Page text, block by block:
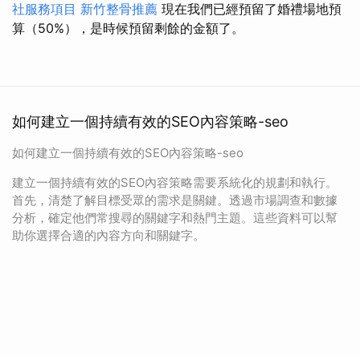
社服務項目 新竹整骨推薦 現在我們已經預留了婚禮場地預
算（50%），是時候預留剩餘的金額了。
如何建立一個持續有效的SEO內容策略-seo
如何建立一個持續有效的SEO內容策略-seo
建立一個持續有效的SEO內容策略需要系統化的規劃和執行。
首先，清楚了解目標受眾的需求是關鍵。透過市場調查和數據
分析，確定他們常搜尋的關鍵字和熱門主題。這些資料可以幫
助你選擇合適的內容方向和關鍵字。